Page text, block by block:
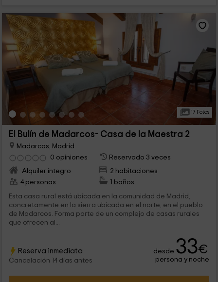
17 Fotos
El Bulín de Madarcos- Casa de la Maestra 2
Madarcos, Madrid
0 opiniones
Reservado 3 veces
Alquiler íntegro
2 habitaciones
4 personas
1 baños
Esta casa rural está ubicada en la comunidad de Madrid,
concretamente en la sierra ubicada en el norte, en el pueblo
de Madarcos. Forma parte de un complejo de casas rurales
que ofrecen al...
Reserva inmediata
Cancelación 14 días antes
desde 33€
persona y noche